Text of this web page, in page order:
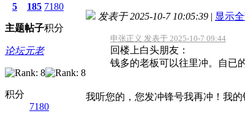
5
主题
185
帖子
7180
积分
论坛元老
积分
7180
发表于 2025-10-7 10:05:39 | 显示
申张正义 发表于 2025-10-7 09:44
回楼上白头朋友：
钱多的老板可以往里冲。自已
我听您的，您发冲锋号我再冲！我